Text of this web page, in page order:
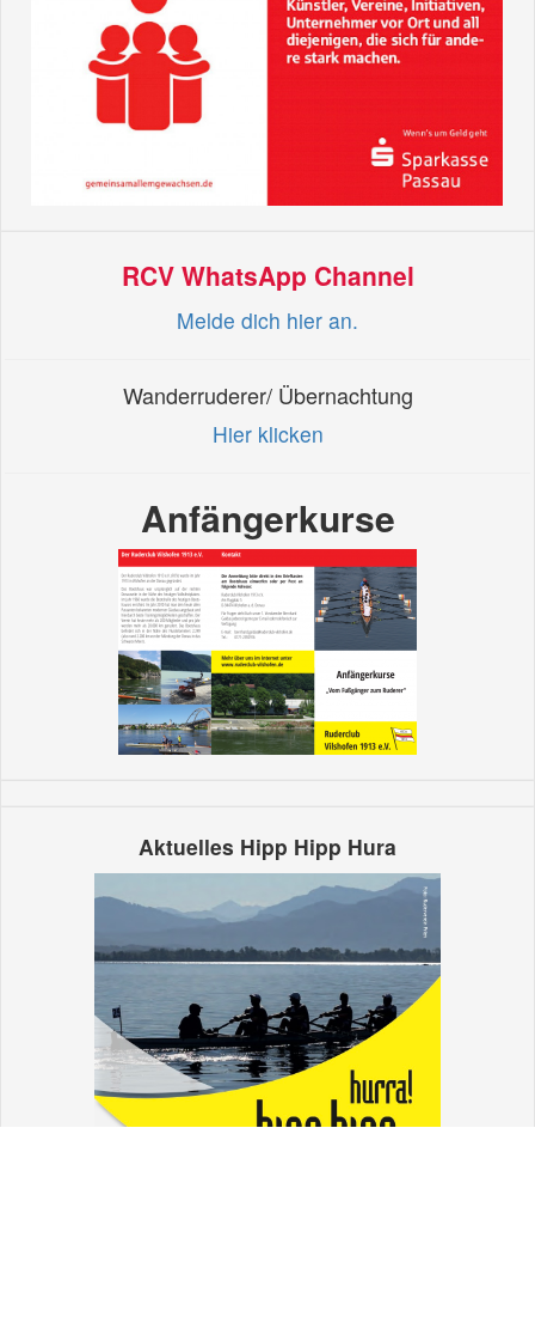
RCV WhatsApp Channel
Melde dich hier an.
Wanderruderer/ Übernachtung
Hier klicken
Anfängerkurse
Aktuelles Hipp Hipp Hura